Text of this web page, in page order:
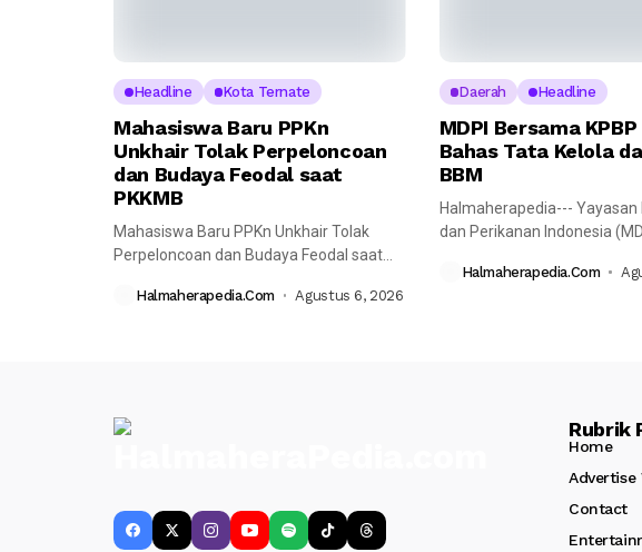
Headline Kota Ternate
Mahasiswa Baru PPKn
Unkhair Tolak Perpeloncoan
dan Budaya Feodal saat
PKKMB
Mahasiswa Baru PPKn Unkhair Tolak
Perpeloncoan dan Budaya Feodal saat
Halmaherapedia.com Agustus 6, 2026
Daerah Headline
MDPI Bersama
Bahas Tata Kelola
BBM
Halmaherapedia---
dan Perikanan Indonesia
bersama Komite...
Halmaherapedia.com
Rubrik
Home
Advertise
Contact